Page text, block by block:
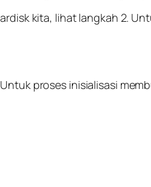
kita, lihat langkah 2.
proses inisialisasi